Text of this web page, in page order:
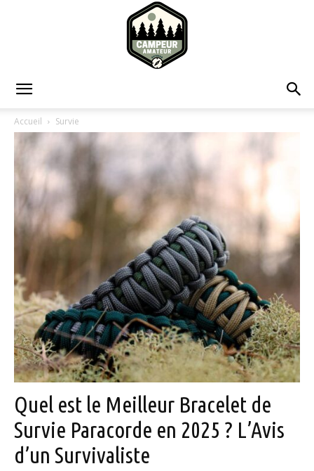
Amateur
Accueil Survie
Quel est le Meilleur Bracelet de
Survie Paracorde en 2025 ? L’Avis
d’un Survivaliste